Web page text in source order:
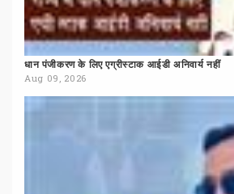
धान पंजीकरण के लिए एग्रीस्टाक आईडी अनिवार्य नहीं
Aug 09, 2026